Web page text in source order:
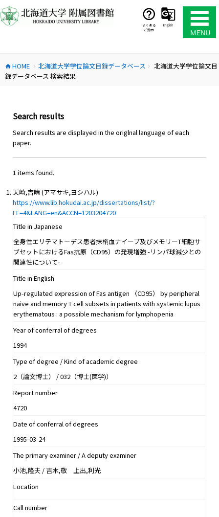
ン
テ
ス
キ
よくある
ご質問
English
home HOME chevron_right 北海道大学学位論文目録データベース chevron_right
北海道大学学位論文目
録データベース 検索結果
Search results
Search results are displayed in the origlnal language of each
paper.
1 items found.
天崎,吉晴 (アマサキ,ヨシハル)
https://www.lib.hokudai.ac.jp/dissertations/list/?
FF=4&LANG=en&ACCN=1203204720
Title in Japanese
全身性エリテマトーデス患者抹梢血ナイーブ及びメモリーT細胞サ
ブセットにおけるFas抗原（CD95）の発現増強 -リンパ球減少との
関連性について-
Title in English
Up-regulated expression of Fas antigen （CD95） by peripheral
naive and memory T cell subsets in patients with systemic lupus
erythematous : a possible mechanism for lymphopenia
Year of conferral of degrees
1994
Type of degree / Kind of academic degree
2（論文博士） / 032（博士(医学)）
Report number
4720
Date of conferral of degrees
1995-03-24
The primary examiner / A deputy examiner
小池,隆夫 / 吉木,敬 上出,利光
Location
Call number